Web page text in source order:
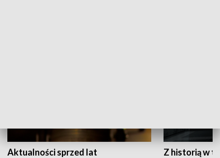
Aktualności sprzed lat Z historią w